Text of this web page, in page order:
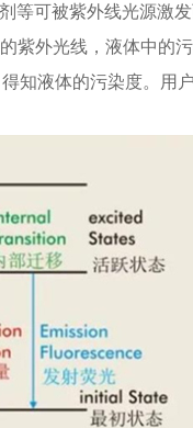
等可被紫外线光源激
紫外光线，液体中的
知液体的污染度。用